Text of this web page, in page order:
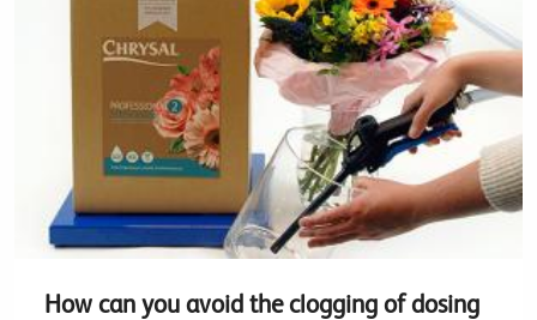
How can you avoid the clogging of dosing